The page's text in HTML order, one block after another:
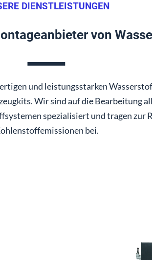
DIENSTLEISTUNGEN
von
und leistungsstarken
Wir sind auf die Bearbeitung
spezialisiert und tragen zur
bei.